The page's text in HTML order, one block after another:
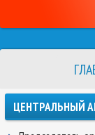
ЦЕНТРАЛЬНЫЙ